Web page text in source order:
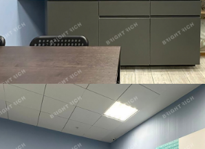
маркетинга».
Автор:Редактор сайта
Новости
11
декабря
Более 50% занятых офисов
году пришлось на IT-